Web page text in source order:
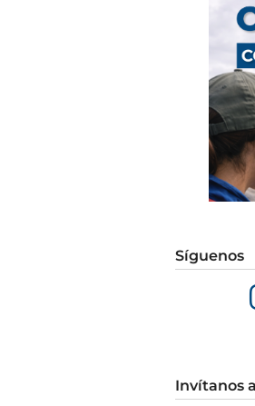
Síguenos
Invítanos